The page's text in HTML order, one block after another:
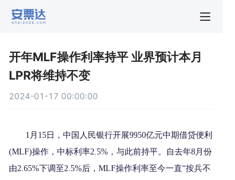
开年MLF操作利率持平 业界预计本月
LPR将维持不变
2024-01-17 00:00:00
1月15日，中国人民银行开展9950亿元中期借贷便利
(MLF)操作，中标利率2.5%，与此前持平。自去年8月份
由2.65%下调至2.5%后，MLF操作利率至今一直“按兵不